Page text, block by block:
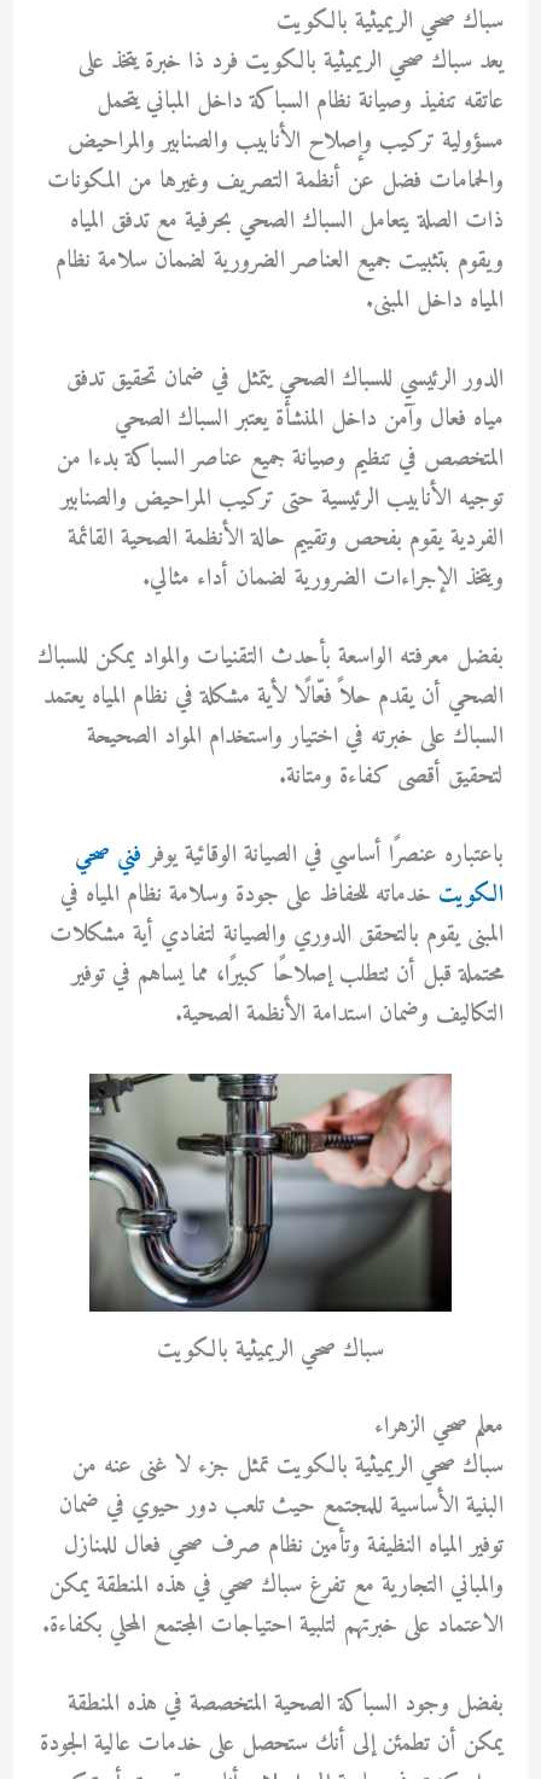
سباك صحي الريميثية بالكويت
يعد سباك صحي الريميثية بالكويت فرد ذا خبرة يتخذ على
عاتقه تنفيذ وصيانة نظام السباكة داخل المباني يتحمل
مسؤولية تركيب وإصلاح الأنابيب والصنابير والمراحيض
والحمامات فضل عن أنظمة التصريف وغيرها من المكونات
ذات الصلة يتعامل السباك الصحي بحرفية مع تدفق المياه
ويقوم بتثبيت جميع العناصر الضرورية لضمان سلامة نظام
المياه داخل المبنى.
الدور الرئيسي للسباك الصحي يتمثل في ضمان تحقيق تدفق
مياه فعال وآمن داخل المنشأة يعتبر السباك الصحي
المتخصص في تنظيم وصيانة جميع عناصر السباكة بدءا من
توجيه الأنابيب الرئيسية حتى تركيب المراحيض والصنابير
الفردية يقوم بفحص وتقييم حالة الأنظمة الصحية القائمة
ويتخذ الإجراءات الضرورية لضمان أداء مثالي.
بفضل معرفته الواسعة بأحدث التقنيات والمواد يمكن للسباك
الصحي أن يقدم حلاً فعّالًا لأية مشكلة في نظام المياه يعتمد
السباك على خبرته في اختيار واستخدام المواد الصحيحة
لتحقيق أقصى كفاءة ومتانة.
باعتباره عنصرًا أساسي في الصيانة الوقائية يوفرفني صحي
الكويت خدماته للحفاظ على جودة وسلامة نظام المياه في
المبنى يقوم بالتحقق الدوري والصيانة لتفادي أية مشكلات
محتملة قبل أن تتطلب إصلاحًا كبيرًا، مما يساهم في توفير
التكاليف وضمان استدامة الأنظمة الصحية.
سباك صحي الريميثية بالكويت
معلم صحي الزهراء
سباك صحي الريميثية بالكويت تمثل جزء لا غنى عنه من
البنية الأساسية للمجتمع حيث تلعب دور حيوي في ضمان
توفير المياه النظيفة وتأمين نظام صرف صحي فعال للمنازل
والمباني التجارية مع تفرغ سباك صحي في هذه المنطقة يمكن
الاعتماد على خبرتهم لتلبية احتياجات المجتمع المحلي بكفاءة.
بفضل وجود السباكة الصحية المتخصصة في هذه المنطقة
يمكن أن تطمئن إلى أنك ستحصل على خدمات عالية الجودة